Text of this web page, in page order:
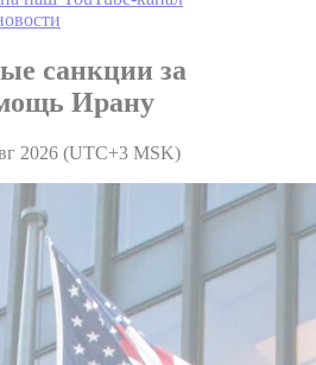
санкции за
Ирану
2026 (UTC+3 MSK)